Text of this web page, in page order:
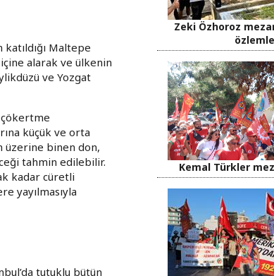
Maltepe
alarak ve ülkenin
ve Yozgat
küçük ve orta
üzerine binen don,
tahmin edilebilir.
kadar cüretli
yayılmasıyla
tutuklu bütün
Zeki Özhoroz
özlemle
Kemal Türkler